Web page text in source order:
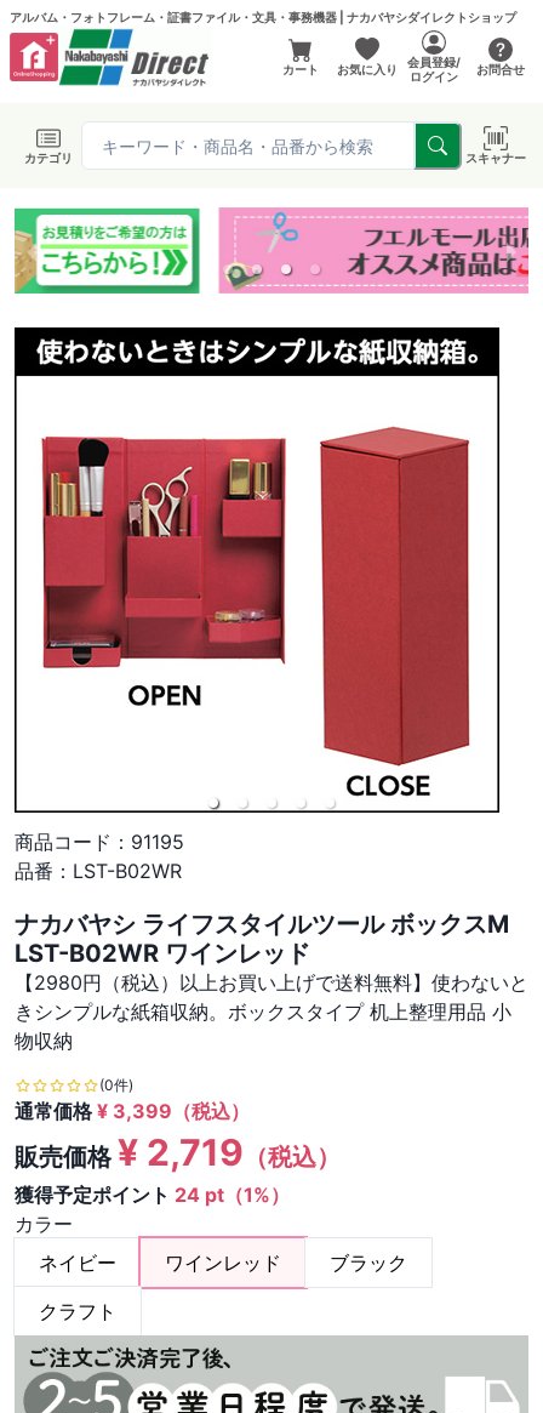
アルバム・フォトフレーム・証書ファイル・文具・事務機器 | ナカバヤシダイレクトショップ
カート お気に入り
会員登録/
ログイン
お問合せ
カテゴリ スキャナー
商品コード： 91195
品番： LST-B02WR
ナカバヤシ ライフスタイルツール ボックスM
LST-B02WR ワインレッド
【2980円（税込）以上お買い上げで送料無料】使わないと
きシンプルな紙箱収納。ボックスタイプ 机上整理用品 小
物収納
(0件)
通常価格¥ 3,399 （税込）
販売価格¥ 2,719 （税込）
獲得予定ポイント 24 pt（1%）
カラー
ネイビー
ワインレッド
ブラック
クラフト